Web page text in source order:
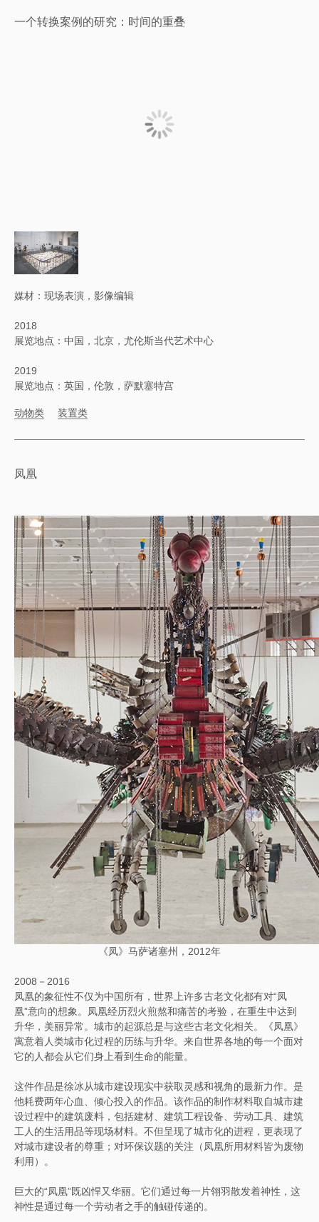
一个转换案例的研究：时间的重叠
媒材：现场表演，影像编辑
2018
展览地点：中国，北京，尤伦斯当代艺术中心
2019
展览地点：英国，伦敦，萨默塞特宫
动物类 装置类
凤凰
《凤》马萨诸塞州，2012年
2008－2016
凤凰的象征性不仅为中国所有，世界上许多古老文化都有对“凤
凰”意向的想象。凤凰经历烈火煎熬和痛苦的考验，在重生中达到
升华，美丽异常。城市的起源总是与这些古老文化相关。《凤凰》
寓意着人类城市化过程的历练与升华。来自世界各地的每一个面对
它的人都会从它们身上看到生命的能量。
这件作品是徐冰从城市建设现实中获取灵感和视角的最新力作。是
他耗费两年心血、倾心投入的作品。该作品的制作材料取自城市建
设过程中的建筑废料，包括建材、建筑工程设备、劳动工具、建筑
工人的生活用品等现场材料。不但呈现了城市化的进程，更表现了
对城市建设者的尊重；对环保议题的关注（凤凰所用材料皆为废物
利用）。
巨大的“凤凰”既凶悍又华丽。它们通过每一片翎羽散发着神性，这
神性是通过每一个劳动者之手的触碰传递的。